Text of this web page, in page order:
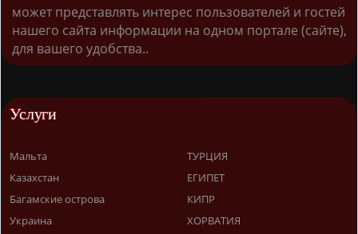
может представлять интерес пользователей и гостей
нашего сайта информации на одном портале (сайте),
для вашего удобства..
Услуги
Мальта
Казахстан
Багамские острова
Украина
ТУРЦИЯ
ЕГИПЕТ
КИПР
ХОРВАТИЯ